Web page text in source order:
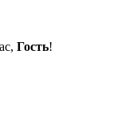
Гость!